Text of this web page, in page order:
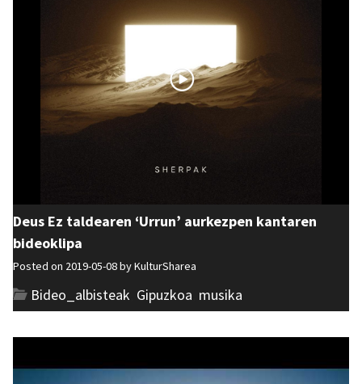
Deus Ez taldearen ‘Urrun’ aurkezpen kantaren
bideoklipa
Posted on 2019-05-08 byKulturSharea
Bideo_albisteak Gipuzkoa musika